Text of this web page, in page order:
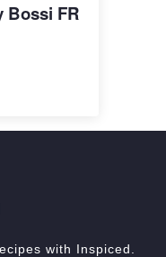
Bossi FR
with Inspiced.